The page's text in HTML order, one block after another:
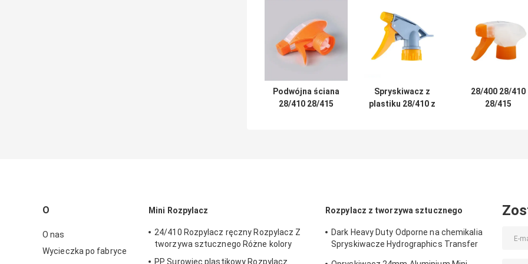
Podwójna ściana
28/410 28/415
Spryskiwacz z
plastiku 28/410 z
28/400 28/410
28/415
odporne na
działanie
O
O nas
Wycieczka po fabryce
Mini Rozpylacz
24/410 Rozpylacz ręczny Rozpylacz Z
tworzywa sztucznego Różne kolory
PP Surowiec plastikowy Rozpylacz
Rozpylacz z tworzywa sztucznego
Dark Heavy Duty Odporne na chemikalia
Spryskiwacze Hydrographics Transfer